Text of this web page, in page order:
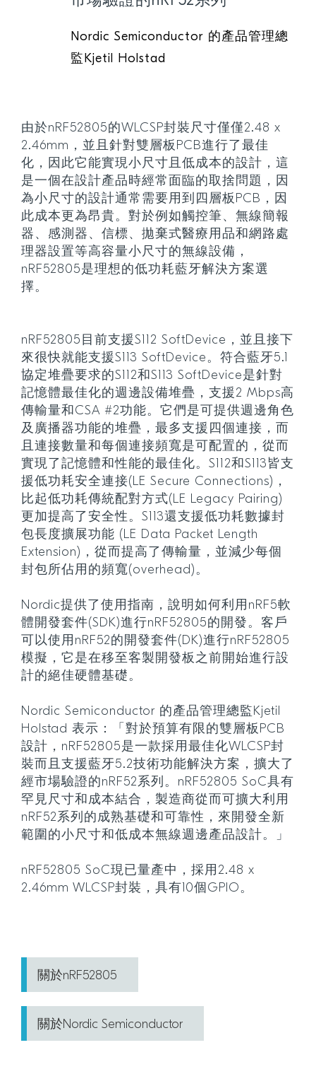
Nordic Semiconductor 的產品管理總
監Kjetil Holstad
由於nRF52805的WLCSP封裝尺寸僅僅2.48 x
2.46mm，並且針對雙層板PCB進行了最佳
化，因此它能實現小尺寸且低成本的設計，這
是一個在設計產品時經常面臨的取捨問題，因
為小尺寸的設計通常需要用到四層板PCB，因
此成本更為昂貴。對於例如觸控筆、無線簡報
器、感測器、信標、拋棄式醫療用品和網路處
理器設置等高容量小尺寸的無線設備，
nRF52805是理想的低功耗藍牙解決方案選
擇。
nRF52805目前支援S112 SoftDevice，並且接下
來很快就能支援S113 SoftDevice。符合藍牙5.1
協定堆疊要求的S112和S113 SoftDevice是針對
記憶體最佳化的週邊設備堆疊，支援2 Mbps高
傳輸量和CSA #2功能。它們是可提供週邊角色
及廣播器功能的堆疊，最多支援四個連接，而
且連接數量和每個連接頻寬是可配置的，從而
實現了記憶體和性能的最佳化。S112和S113皆支
援低功耗安全連接(LE Secure Connections)，
比起低功耗傳統配對方式(LE Legacy Pairing)
更加提高了安全性。S113還支援低功耗數據封
包長度擴展功能 (LE Data Packet Length
Extension)，從而提高了傳輸量，並減少每個
封包所佔用的頻寬(overhead)。
Nordic提供了使用指南，說明如何利用nRF5軟
體開發套件(SDK)進行nRF52805的開發。客戶
可以使用nRF52的開發套件(DK)進行nRF52805
模擬，它是在移至客製開發板之前開始進行設
計的絕佳硬體基礎。
Nordic Semiconductor 的產品管理總監Kjetil
Holstad 表示：「對於預算有限的雙層板PCB
設計，nRF52805是一款採用最佳化WLCSP封
裝而且支援藍牙5.2技術功能解決方案，擴大了
經市場驗證的nRF52系列。nRF52805 SoC具有
罕見尺寸和成本結合，製造商從而可擴大利用
nRF52系列的成熟基礎和可靠性，來開發全新
範圍的小尺寸和低成本無線週邊產品設計。」
nRF52805 SoC現已量產中，採用2.48 x
2.46mm WLCSP封裝，具有10個GPIO。
關於nRF52805
關於Nordic Semiconductor